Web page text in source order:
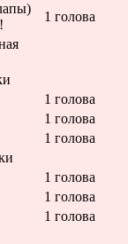
1 голова
1 голова
1 голова
1 голова
1 голова
1 голова
1 голова